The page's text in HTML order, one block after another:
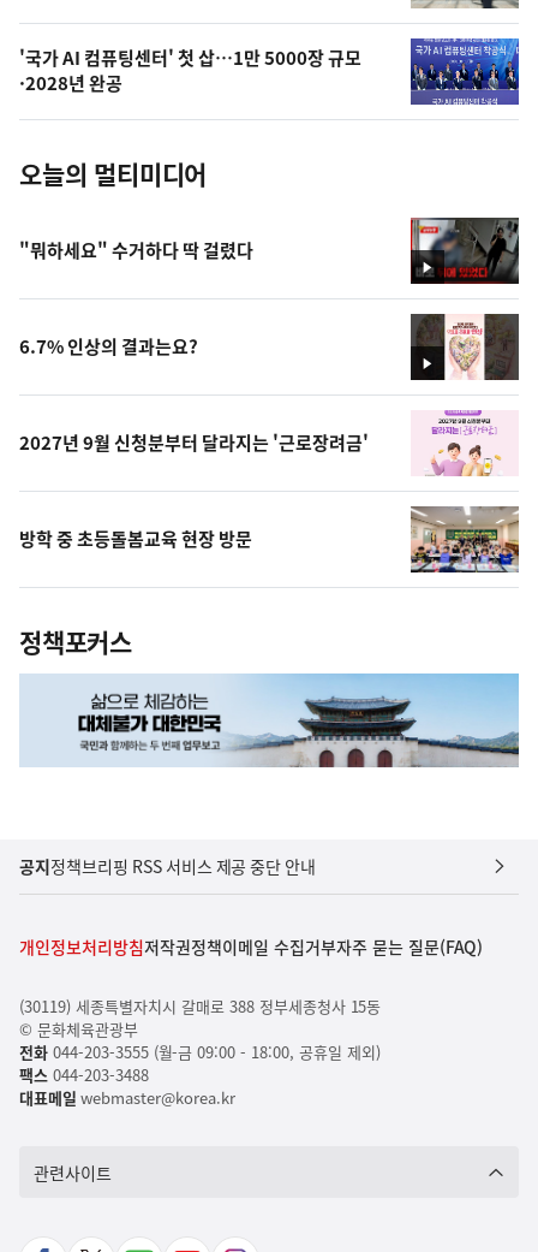
의
사
진
'국가 AI 컴퓨팅센터' 첫 삽…1만 5000장 규모
·2028년 완공
오늘의 멀티미디어
영
상
"뭐하세요" 수거하다 딱 걸렸다
영
상
6.7% 인상의 결과는요?
2027년 9월 신청분부터 달라지는 '근로장려금'
방학 중 초등돌봄교육 현장 방문
정책포커스
공지정책브리핑 RSS 서비스 제공 중단 안내
개인정보처리방침저작권정책이메일 수집거부자주 묻는 질문(FAQ)
(30119) 세종특별자치시 갈매로 388 정부세종청사 15동
© 문화체육관광부
전화044-203-3555 (월-금 09:00 - 18:00, 공휴일 제외)
팩스044-203-3488
대표메일 webmaster@korea.kr
관련사이트